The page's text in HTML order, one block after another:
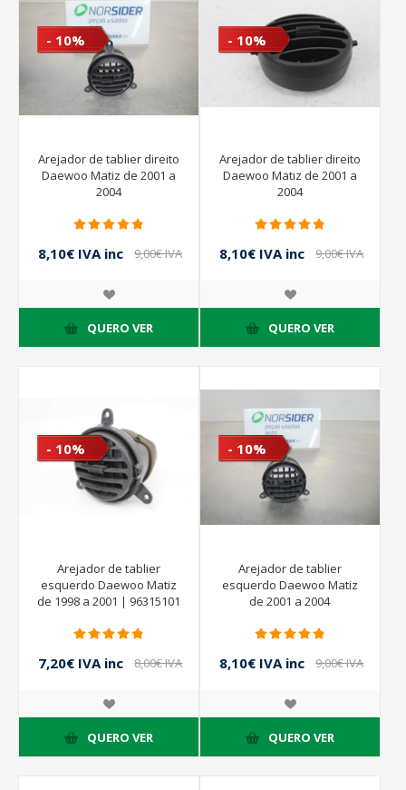
- 10%
Arejador de tablier direito
Daewoo Matiz de 2001 a
2004
8,10€ IVA inc
9,00€ IVA
QUERO VER
- 10%
Arejador de tablier direito
Daewoo Matiz de 2001 a
2004
8,10€ IVA inc
9,00€ IVA
QUERO VER
- 10%
Arejador de tablier
esquerdo Daewoo Matiz
de 1998 a 2001 | 96315101
7,20€ IVA inc
8,00€ IVA
QUERO VER
- 10%
Arejador de tablier
esquerdo Daewoo Matiz
de 2001 a 2004
8,10€ IVA inc
9,00€ IVA
QUERO VER